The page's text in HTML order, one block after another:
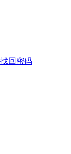
找回密码